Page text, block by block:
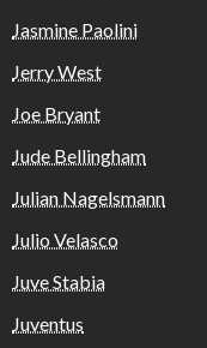
Jasmine Paolini
Jerry West
Joe Bryant
Jude Bellingham
Julian Nagelsmann
Julio Velasco
Juve Stabia
Juventus